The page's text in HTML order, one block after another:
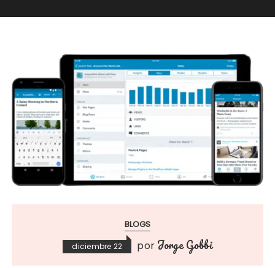
BLOGS
diciembre 22 por Jorge Gobbi